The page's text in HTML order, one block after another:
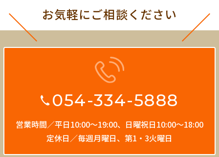
お気軽にご相談ください
054-334-5888
営業時間／平日10:00〜19:00、 日曜祝日10:00〜18:00
定休日／毎週月曜日、第1・3火曜日